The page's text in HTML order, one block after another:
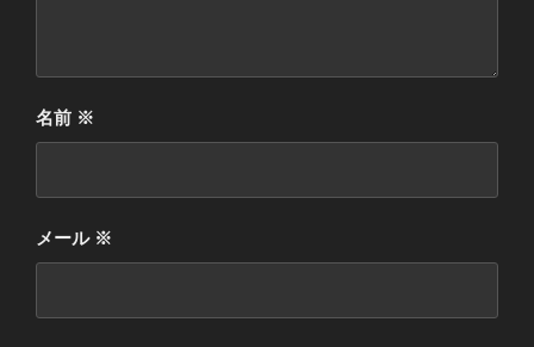
名前 ※
メール ※